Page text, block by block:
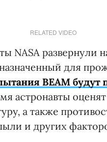
RELATED VIDEO
NASA
для
ВЕАМ будут
астронавты
а также
и других